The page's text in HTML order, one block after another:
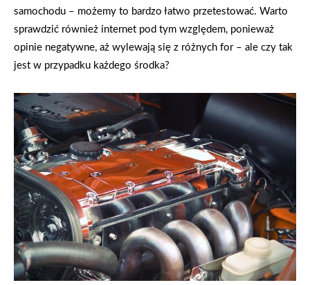
samochodu – możemy to bardzo łatwo przetestować. Warto
sprawdzić również internet pod tym względem, ponieważ
opinie negatywne, aż wylewają się z różnych for – ale czy tak
jest w przypadku każdego środka?